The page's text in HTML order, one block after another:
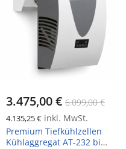
3.475,00 € 6.099,00 €
4.135,25 € inkl. MwSt.
Premium Tiefkühlzellen
Kühlaggregat AT-232 bis